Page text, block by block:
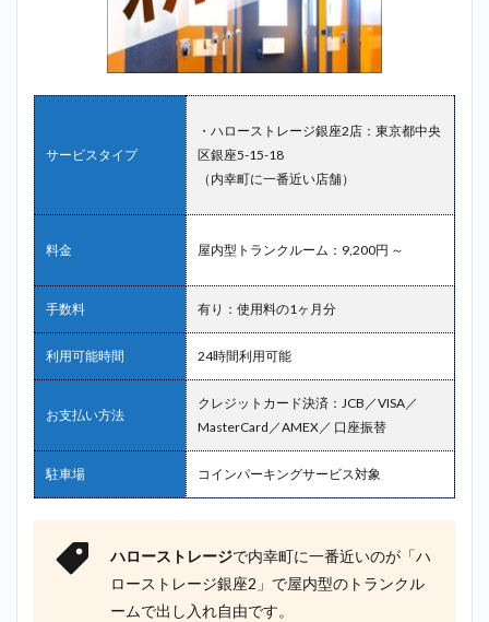
2.5
5位：
ット
幸町
6位：
ラ＿
2.7
7位：
AZUKEL（ア
ズケル）＿
内幸町
2.8
8位：
スペ
内幸
サービスタイプ
・ハローストレージ銀座2店：東京都中央
区銀座5-15-18
（内幸町に一番近い店舗）
料金 屋内型トランクルーム：9,200円 ～
手数料 有り：使用料の1ヶ月分
利用可能時間 24時間利用可能
お支払い方法
クレジットカード決済：JCB／VISA／
MasterCard／AMEX／ 口座振替
駐車場 コインパーキングサービス対象
ハローストレージで内幸町に一番近いのが「ハ
ローストレージ銀座2」で屋内型のトランクル
ームで出し入れ自由です。